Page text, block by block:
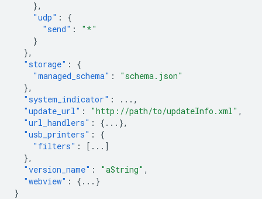
},
"udp" :
{
"send" :
"*"
}
},
"storage" :
{
"managed_schema" :
"schema.json"
},
"system_indicator" : ... ,
"update_url" : "http://path/to/updateInfo.xml" ,
"url_handlers" : { ... },
"usb_printers" :
{
"filters" : [ ... ]
},
"version_name" : "aString" ,
"webview" : { ... }
}